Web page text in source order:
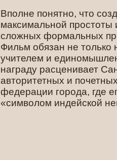
Вполне понятно, что
максимальной простоты
сложных формальных
Фильм обязан не только
учителем и
награду расценивает
авторитетных и
федерации города, где
«символом индейской